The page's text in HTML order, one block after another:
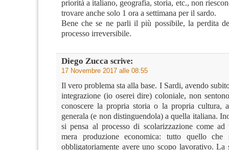
priorità a italiano, geografia, storia, etc., non
trovare anche solo 1 ora a settimana per il sardo.
Bene che se ne parli il più possibile, la perdita
processo irreversibile.
Diego Zucca scrive:
17 Novembre 2017 alle 08:55
Il vero problema sta alla base. I Sardi, avendo
integrazione (io oserei dire) coloniale, non
conoscere la propria storia o la propria cultura,
generala (e non distinguendola) a quella italiana.
si pensa al processo di scolarizzazione come ad
mera produzione economica: tutto quello che
obbligatoriamente avere uno scopo lavorativo. La